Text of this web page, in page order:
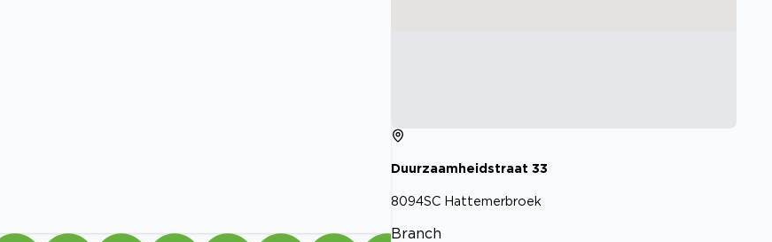
Duurzaamheidstraat 33
8094SC Hattemerbroek
Branch